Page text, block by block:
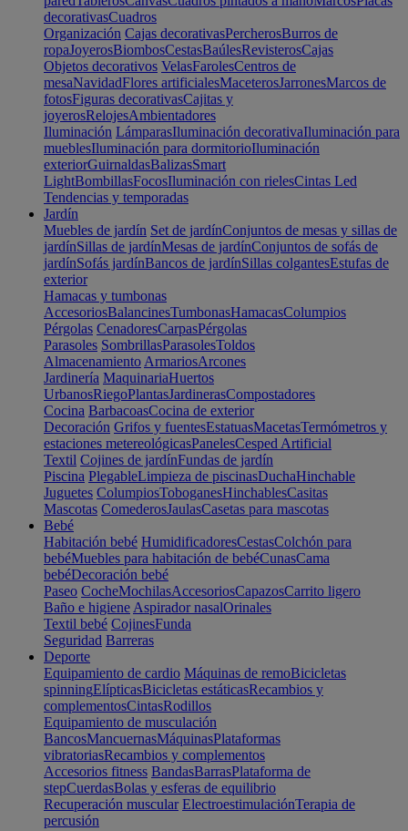
decorativasCuadros
Organización Cajas decorativasPercherosBurros de
ropaJoyerosBiombosCestasBaúlesRevisterosCajas
Objetos decorativos VelasFarolesCentros de
mesaNavidadFlores artificialesMaceterosJarronesMarcos de
fotosFiguras decorativasCajitas y
joyerosRelojesAmbientadores
Iluminación LámparasIluminación decorativaIluminación para
mueblesIluminación para dormitorioIluminación
exteriorGuirnaldasBalizasSmart
LightBombillasFocosIluminación con rielesCintas Led
Tendencias y temporadas
Jardín
Muebles de jardín Set de jardínConjuntos de mesas y sillas de
jardínSillas de jardínMesas de jardínConjuntos de sofás de
jardínSofás jardínBancos de jardínSillas colgantesEstufas de
exterior
Hamacas y tumbonas
AccesoriosBalancinesTumbonasHamacasColumpios
Pérgolas CenadoresCarpasPérgolas
Parasoles SombrillasParasolesToldos
Almacenamiento ArmariosArcones
Jardinería MaquinariaHuertos
UrbanosRiegoPlantasJardinerasCompostadores
Cocina BarbacoasCocina de exterior
Decoración Grifos y fuentesEstatuasMacetasTermómetros y
estaciones metereológicasPanelesCesped Artificial
Textil Cojines de jardínFundas de jardín
Piscina PlegableLimpieza de piscinasDuchaHinchable
Juguetes ColumpiosToboganesHinchablesCasitas
Mascotas ComederosJaulasCasetas para mascotas
Bebé
Habitación bebé HumidificadoresCestasColchón para
bebéMuebles para habitación de bebéCunasCama
bebéDecoración bebé
Paseo CocheMochilasAccesoriosCapazosCarrito ligero
Baño e higiene Aspirador nasalOrinales
Textil bebé CojinesFunda
Seguridad Barreras
Deporte
Equipamiento de cardio Máquinas de remoBicicletas
spinningElípticasBicicletas estáticasRecambios y
complementosCintasRodillos
Equipamiento de musculación
BancosMancuernasMáquinasPlataformas
vibratoriasRecambios y complementos
Accesorios fitness BandasBarrasPlataforma de
stepCuerdasBolas y esferas de equilibrio
Recuperación muscular ElectroestimulaciónTerapia de
percusión